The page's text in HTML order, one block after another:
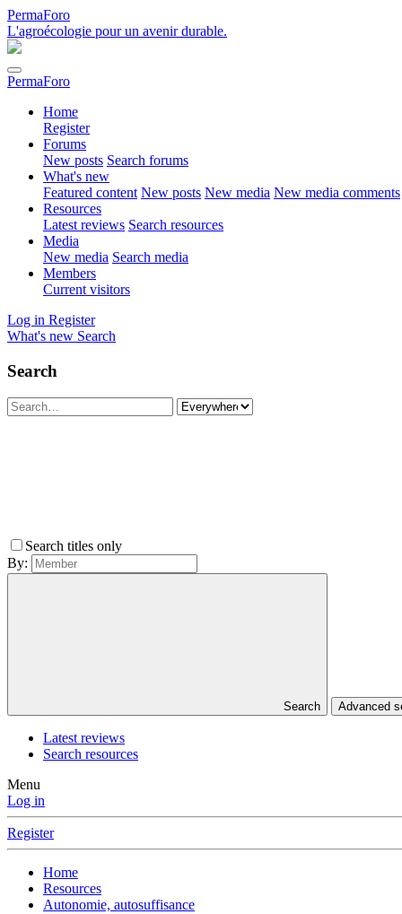
PermaForo
L'agroécologie pour un avenir durable.
PermaForo
Home
Register
Forums
New posts Search forums
What's new
Featured content New posts New media New media comments
Resources
Latest reviews Search resources
Media
New media Search media
Members
Current visitors
Log in Register
What's new Search
Search
Search titles only
By:
Search Advanced
Latest reviews
Search resources
Menu
Log in
Register
Home
Resources
Autonomie, autosuffisance